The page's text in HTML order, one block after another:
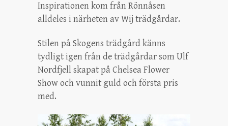
Inspirationen kom från Rönnåsen
alldeles i närheten av Wij trädgårdar.
Stilen på Skogens trädgård känns
tydligt igen från de trädgårdar som Ulf
Nordfjell skapat på Chelsea Flower
Show och vunnit guld och första pris
med.